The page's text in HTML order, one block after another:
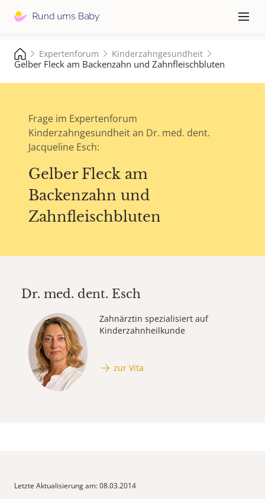
≡
Expertenforum Kinderzahngesundheit
Gelber Fleck am Backenzahn und Zahnfleischbluten
Frage im Expertenforum
Kinderzahngesundheit an Dr. med. dent.
Jacqueline Esch:
Gelber Fleck am
Backenzahn und
Zahnfleischbluten
Dr. med. dent. Esch
Zahnärztin spezialisiert auf
Kinderzahnheilkunde
zur Vita
Letzte Aktualisierung am: 08.03.2014